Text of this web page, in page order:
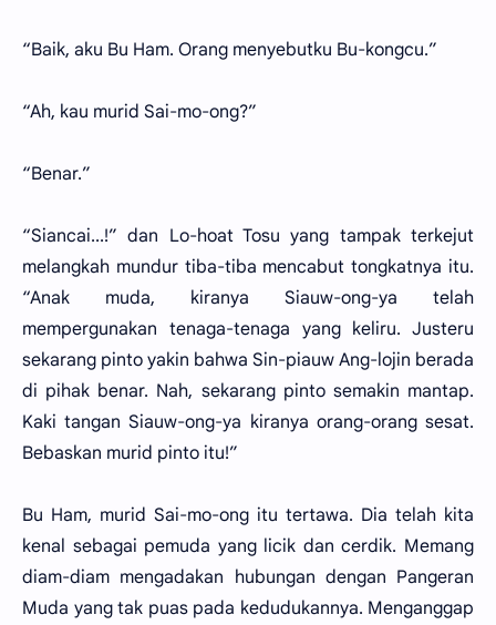
“Baik, aku Bu Ham. Orang menyebutku Bu-kongcu.”
“Ah, kau murid Sai-mo-ong?”
“Benar.”
“Siancai...!” dan Lo-hoat Tosu yang tampak terkejut
melangkah mundur tiba-tiba mencabut tongkatnya itu.
“Anak muda, kiranya Siauw-ong-ya telah
mempergunakan tenaga-tenaga yang keliru. Justeru
sekarang pinto yakin bahwa Sin-piauw Ang-lojin berada
di pihak benar. Nah, sekarang pinto semakin mantap.
Kaki tangan Siauw-ong-ya kiranya orang-orang sesat.
Bebaskan murid pinto itu!”
Bu Ham, murid Sai-mo-ong itu tertawa. Dia telah kita
kenal sebagai pemuda yang licik dan cerdik. Memang
diam-diam mengadakan hubungan dengan Pangeran
Muda yang tak puas pada kedudukannya. Menganggap